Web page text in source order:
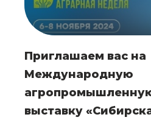
Приглашаем вас на
Международную
выставку